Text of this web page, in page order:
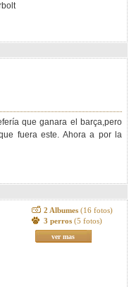
que ganara el barça,pero
fuera este. Ahora a por la
2 Albumes (16 fotos)
3 perros (5 fotos)
ver mas